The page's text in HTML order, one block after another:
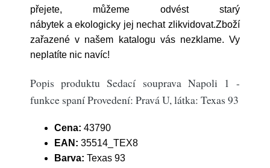
přejete, můžeme odvést starý
nábytek a ekologicky jej nechat zlikvidovat.Zboží
zařazené v našem katalogu vás nezklame. Vy
neplatíte nic navíc!
Popis produktu Sedací souprava Napoli 1 -
funkce spaní Provedení: Pravá U, látka: Texas 93
Cena: 43790
EAN: 35514_TEX8
Barva: Texas 93